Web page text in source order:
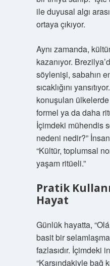
ile duyusal algı
ortaya çıkıyor.
Aynı zamanda,
kazanıyor.
söylenişi, sabahın
sıcaklığını
konuşulan
formel ya da daha
İçimdeki mühendis
nedeni nedir?”
“Kültür, toplumsal
yaşam ritüeli.”
Pratik
Hayat
Günlük hayatta,
basit bir
fazlasıdır. İçimdeki
“Karşındakiyle bağ